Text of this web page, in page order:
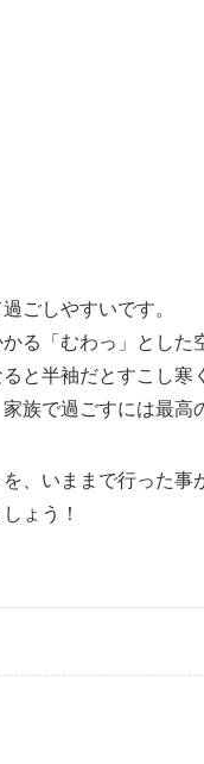
ごしやすいです。
る「むわっ」とした
と半袖だとすこし寒
族で過ごすには最高
、いままで行った事
ょう！